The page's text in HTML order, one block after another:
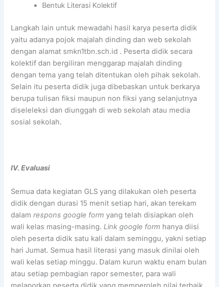
Bentuk Literasi Kolektif
Langkah lain untuk mewadahi hasil karya peserta didik
yaitu adanya pojok majalah dinding dan web sekolah
dengan alamat smkn1tbn.sch.id . Peserta didik secara
kolektif dan bergiliran menggarap majalah dinding
dengan tema yang telah ditentukan oleh pihak sekolah.
Selain itu peserta didik juga dibebaskan untuk berkarya
berupa tulisan fiksi maupun non fiksi yang selanjutnya
diseleleksi dan diunggah di web sekolah atau media
sosial sekolah.
IV. Evaluasi
Semua data kegiatan GLS yang dilakukan oleh peserta
didik dengan durasi 15 menit setiap hari, akan terekam
dalamrespons google form yang telah disiapkan oleh
wali kelas masing-masing. Link google form hanya diisi
oleh peserta didik satu kali dalam seminggu, yakni setiap
hari Jumat. Semua hasil literasi yang masuk dinilai oleh
wali kelas setiap minggu. Dalam kurun waktu enam bulan
atau setiap pembagian rapor semester, para wali